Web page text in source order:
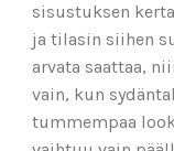
sisustuksen
ja tilasin siihen
arvata saattaa,
vain, kun
tummempaa